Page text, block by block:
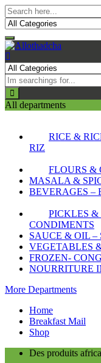
All departments
RICE &
RIZ
FLOURS &
MASALA &
BEVERAGES –
PICKLES &
CONDIMENTS
SAUCE & OIL –
VEGETABLES
FROZEN-
NOURRITURE
More Departments
Home
Breakfast Mail
Shop
Des produits